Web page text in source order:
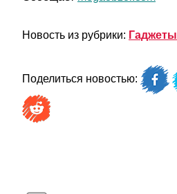
Новость из рубрики: Гаджеты
Поделиться новостью: